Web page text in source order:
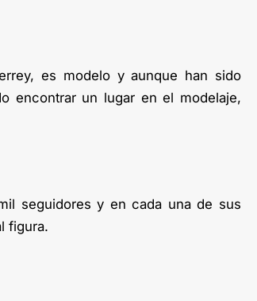
es modelo y aunque han sido
encontrar un lugar en el modelaje,
seguidores y en cada una de sus
figura.